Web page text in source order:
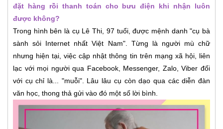
đặt hàng rồi thanh toán cho bưu điện khi nhận luôn
được không?
Trong hình bên là cụ Lê Thi, 97 tuổi, được mệnh danh "cụ bà
sành sỏi Internet nhất Việt Nam". Từng là người mù chữ
nhưng hiện tại, việc cập nhật thông tin trên mạng xã hội, liên
lạc với mọi người qua Facebook, Messenger, Zalo, Viber đối
với cụ chỉ là... "muỗi". Lâu lâu cụ còn dạo qua các diễn đàn
văn học, thong thả gửi vào đó một số lời bình.